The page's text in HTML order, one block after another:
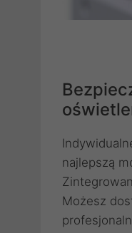
najlepszą
Możesz